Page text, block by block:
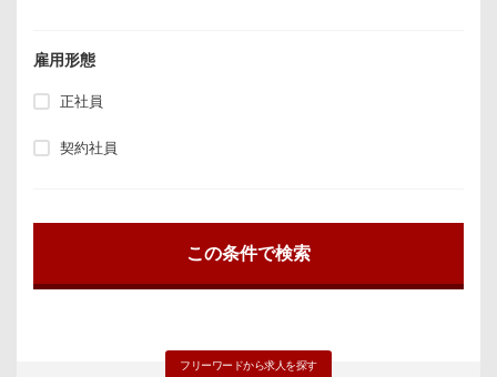
雇用形態
正社員
契約社員
フリーワードから求人を探す